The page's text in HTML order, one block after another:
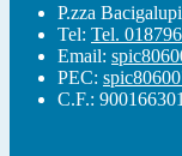
P.zza
Tel: Tel.
Email:
PEC:
C.F.: